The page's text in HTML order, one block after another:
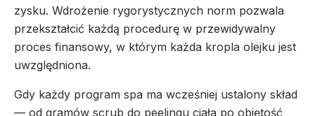
zysku. Wdrożenie rygorystycznych norm pozwala
przekształcić każdą procedurę w przewidywalny
proces finansowy, w którym każda kropla olejku jest
uwzględniona.
Gdy każdy program spa ma wcześniej ustalony skład
— od gramów scrub do peelingu ciała po objętość